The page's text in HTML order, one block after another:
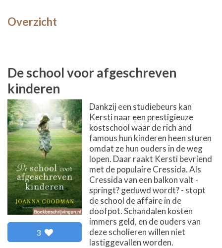
Overzicht
De school voor afgeschreven
kinderen
3
Dankzij een studiebeurs kan
Kersti naar een prestigieuze
kostschool waar de rich and
famous hun kinderen heen sturen
omdat ze hun ouders in de weg
lopen. Daar raakt Kersti bevriend
met de populaire Cressida. Als
Cressida van een balkon valt -
springt? geduwd wordt? - stopt
de school de affaire in de
doofpot. Schandalen kosten
immers geld, en de ouders van
deze scholieren willen niet
lastiggevallen worden.